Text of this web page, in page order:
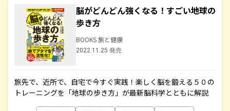
脳がどんどん強くなる！すごい地球の
歩き方
BOOKS 旅と健康
2022.11.25 発売
旅先で、近所で、自宅で今すぐ実践！楽しく脳を鍛える５０の
トレーニングを「地球の歩き方」が最新脳科学とともに解説